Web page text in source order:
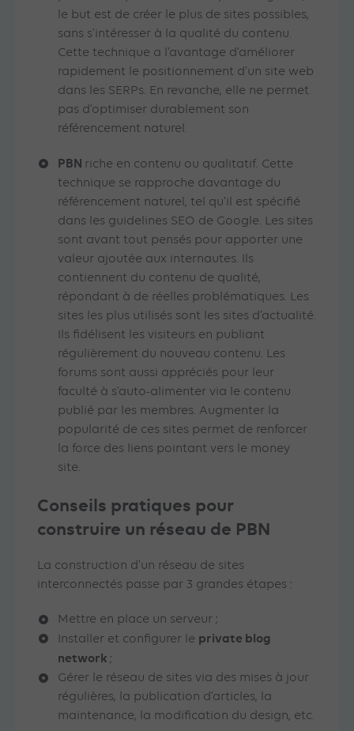
le but est de créer le plus de sites possibles,
sans s’intéresser à la qualité du contenu.
Cette technique a l’avantage d’améliorer
rapidement le positionnement d’un site web
dans les SERPs. En revanche, elle ne permet
pas d’optimiser durablement son
référencement naturel.
PBN riche en contenu ou qualitatif. Cette
technique se rapproche davantage du
référencement naturel, tel qu’il est spécifié
dans les guidelines SEO de Google. Les sites
sont avant tout pensés pour apporter une
valeur ajoutée aux internautes. Ils
contiennent du contenu de qualité,
répondant à de réelles problématiques. Les
sites les plus utilisés sont les sites d’actualité.
Ils fidélisent les visiteurs en publiant
régulièrement du nouveau contenu. Les
forums sont aussi appréciés pour leur
faculté à s’auto-alimenter via le contenu
publié par les membres. Augmenter la
popularité de ces sites permet de renforcer
la force des liens pointant vers le money
site.
Conseils pratiques pour
construire un réseau de PBN
La construction d’un réseau de sites
interconnectés passe par 3 grandes étapes :
Mettre en place un serveur ;
Installer et configurer le private blog
network;
Gérer le réseau de sites via des mises à jour
régulières, la publication d’articles, la
maintenance, la modification du design, etc.